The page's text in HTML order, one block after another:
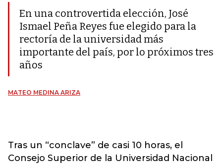
En una controvertida elección, José
Ismael Peña Reyes fue elegido para la
rectoría de la universidad más
importante del país, por lo próximos tres
años
MATEO MEDINA ARIZA
Tras un “conclave” de casi 10 horas, el
Consejo Superior de la Universidad Nacional